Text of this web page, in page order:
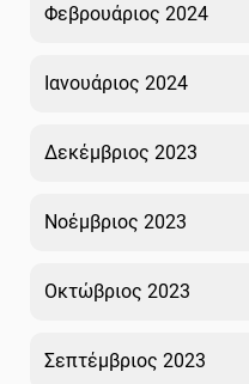
Φεβρουάριος 2024
Ιανουάριος 2024
Δεκέμβριος 2023
Νοέμβριος 2023
Οκτώβριος 2023
Σεπτέμβριος 2023